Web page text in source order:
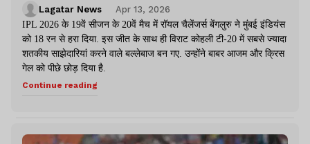
Lagatar News
Apr 13, 2026
IPL 2026 के 19वें सीजन के 20वें मैच में रॉयल चैलेंजर्स बेंगलुरु ने मुंबई इंडियंस
को 18 रन से हरा दिया. इस जीत के साथ ही विराट कोहली टी-20 में सबसे ज्यादा
शतकीय साझेदारियां करने वाले बल्लेबाज बन गए. उन्होंने बाबर आजम और क्रिस
गेल को पीछे छोड़ दिया है.
Continue reading